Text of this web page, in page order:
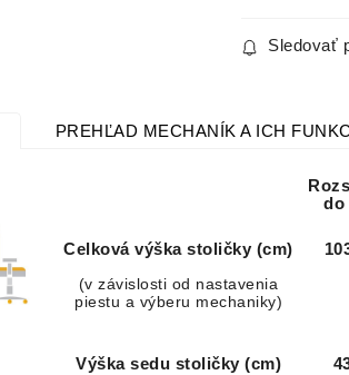
Sledovať
PREHĽAD MECHANÍK A ICH
do
Celková výška stoličky (cm)
(v závislosti od nastavenia
piestu a výberu mechaniky)
Výška sedu stoličky (cm)